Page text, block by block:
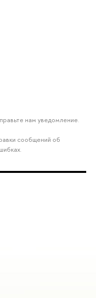
нам уведомление.
сообщений об